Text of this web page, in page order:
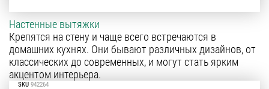
Настенные вытяжки
Крепятся на стену и чаще всего встречаются в
домашних кухнях. Они бывают различных дизайнов, от
классических до современных, и могут стать ярким
акцентом интерьера.
SKU 942264